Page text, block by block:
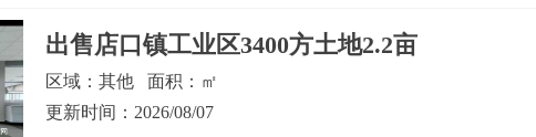
出售店口镇工业区3400方土地2.2亩
区域：其他 面积：㎡
更新时间：2026/08/07